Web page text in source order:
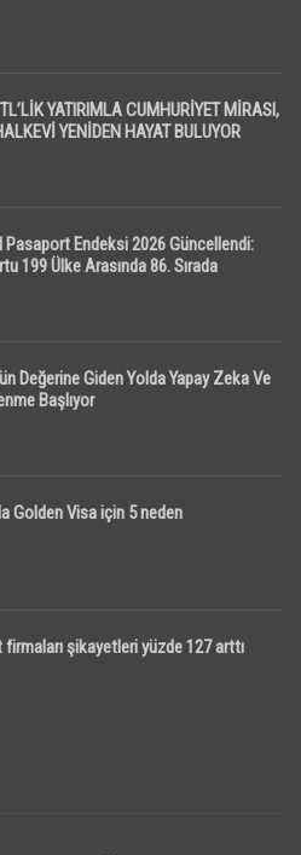
YATIRIMLA CUMHURİYET MİRASI,
YENİDEN HAYAT BULUYOR
Endeksi 2026 Güncellendi:
199 Ülke Arasında 86. Sırada
Değerine Giden Yolda Yapay Zeka Ve
Başlıyor
Golden Visa için 5 neden
şikayetleri yüzde 127 arttı